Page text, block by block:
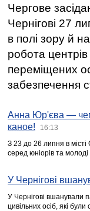
Чергове
Чернігові 27
в полі зору й
робота
переміщених
забезпечення
Анна Юр'єва —
каное!
16:13
З 23 до 26 липня в
серед юніорів та
У Чернігові
У Чернігові вшанували
цивільних осіб, які